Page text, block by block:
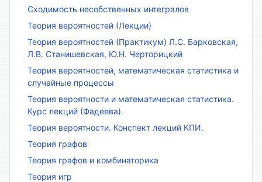
Сходимость несобственных интегралов
Теория вероятностей (Лекции)
Теория вероятностей (Практикум) Л.С. Барковская,
Л.В. Станишевская, Ю.Н. Черторицкий
Теория вероятностей, математическая статистика и
случайные процессы
Теория вероятности и математическая статистика.
Курс лекций (Фадеева).
Теория вероятности. Конспект лекций КПИ.
Теория графов
Теория графов и комбинаторика
Теория игр